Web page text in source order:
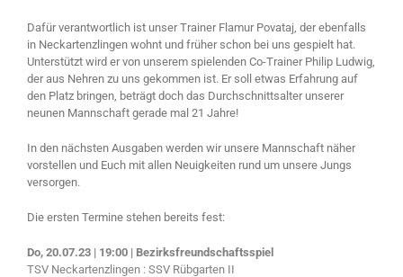
Dafür verantwortlich ist unser Trainer Flamur Povataj, der ebenfalls
in Neckartenzlingen wohnt und früher schon bei uns gespielt hat.
Unterstützt wird er von unserem spielenden Co-Trainer Philip Ludwig,
der aus Nehren zu uns gekommen ist. Er soll etwas Erfahrung auf
den Platz bringen, beträgt doch das Durchschnittsalter unserer
neunen Mannschaft gerade mal 21 Jahre!
In den nächsten Ausgaben werden wir unsere Mannschaft näher
vorstellen und Euch mit allen Neuigkeiten rund um unsere Jungs
versorgen.
Die ersten Termine stehen bereits fest:
Do, 20.07.23 | 19:00 | Bezirksfreundschaftsspiel
TSV Neckartenzlingen : SSV Rübgarten II